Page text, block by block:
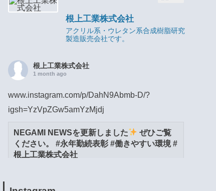
根上工業株式会社
アクリル系・ウレタン系合成樹脂研究
製造販売会社です。
根上工業株式会社
1 month ago
www.instagram.com/p/DahN9Abmb-D/?
igsh=YzVpZGw5amYzMjdj
NEGAMI NEWSを更新しました
ぜひご覧
ください。 #永年勤続表彰 #働きやすい環境 #
根上工業株式会社
View on Facebook